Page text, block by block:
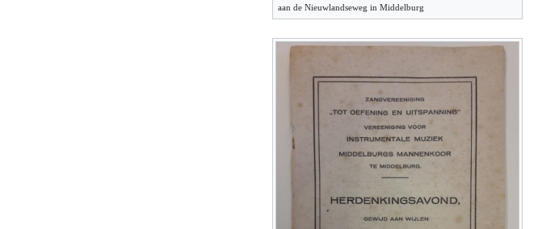
aan de Nieuwlandseweg in Middelburg